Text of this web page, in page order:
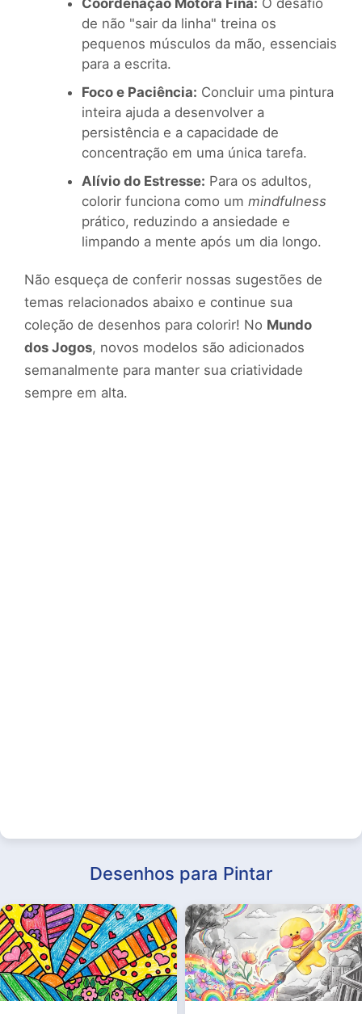
Coordenação Motora Fina: O desafio
de não "sair da linha" treina os
pequenos músculos da mão, essenciais
para a escrita.
Foco e Paciência: Concluir uma pintura
inteira ajuda a desenvolver a
persistência e a capacidade de
concentração em uma única tarefa.
Alívio do Estresse: Para os adultos,
colorir funciona como um mindfulness
prático, reduzindo a ansiedade e
limpando a mente após um dia longo.
Não esqueça de conferir nossas sugestões de
temas relacionados abaixo e continue sua
coleção de desenhos para colorir! No Mundo
dos Jogos, novos modelos são adicionados
semanalmente para manter sua criatividade
sempre em alta.
Desenhos para Pintar